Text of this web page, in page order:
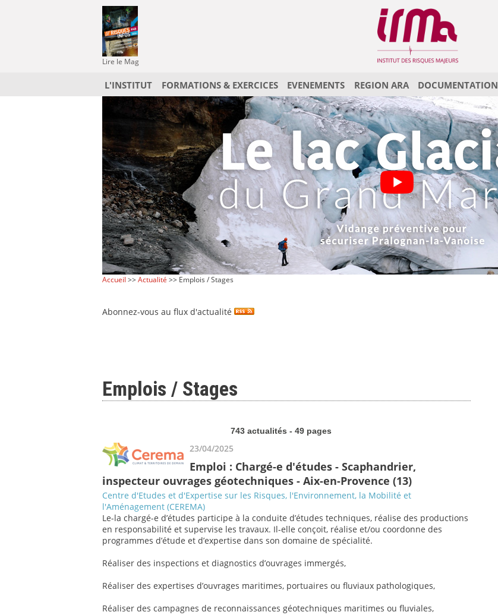
Lire le Mag
L'INSTITUT FORMATIONS & EXERCICES EVENEMENTS REGION ARA DOCUMENTATION
Accueil >>Actualité >> Emplois / Stages
Abonnez-vous au flux d'actualité
Emplois / Stages
743 actualités - 49 pages
23/04/2025
Emploi : Chargé-e d'études - Scaphandrier,
inspecteur ouvrages géotechniques - Aix-en-Provence (13)
Centre d'Etudes et d'Expertise sur les Risques, l'Environnement, la Mobilité et
l'Aménagement (CEREMA)
Le-la chargé-e d’études participe à la conduite d’études techniques, réalise des productions
en responsabilité et supervise les travaux. Il-elle conçoit, réalise et/ou coordonne des
programmes d’étude et d’expertise dans son domaine de spécialité.
Réaliser des inspections et diagnostics d’ouvrages immergés,
Réaliser des expertises d’ouvrages maritimes, portuaires ou fluviaux pathologiques,
Réaliser des campagnes de reconnaissances géotechniques maritimes ou fluviales,